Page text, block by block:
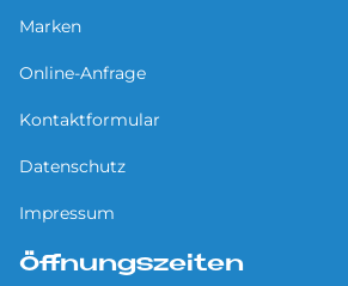
Marken
Online-Anfrage
Kontaktformular
Datenschutz
Impressum
Öffnungszeiten